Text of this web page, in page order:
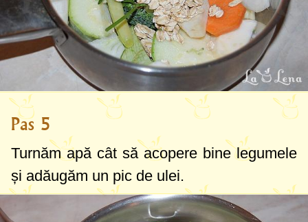
Pas 5
Turnăm apă cât să acopere bine legumele
și adăugăm un pic de ulei.